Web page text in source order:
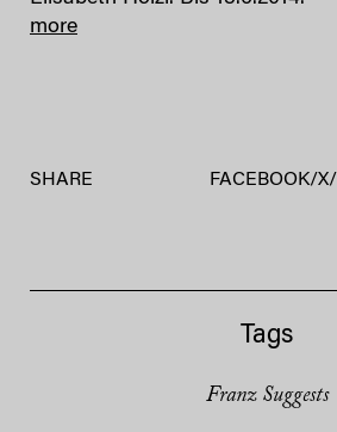
more
SHARE FACEBOOK/X/
Tags
Franz Suggests